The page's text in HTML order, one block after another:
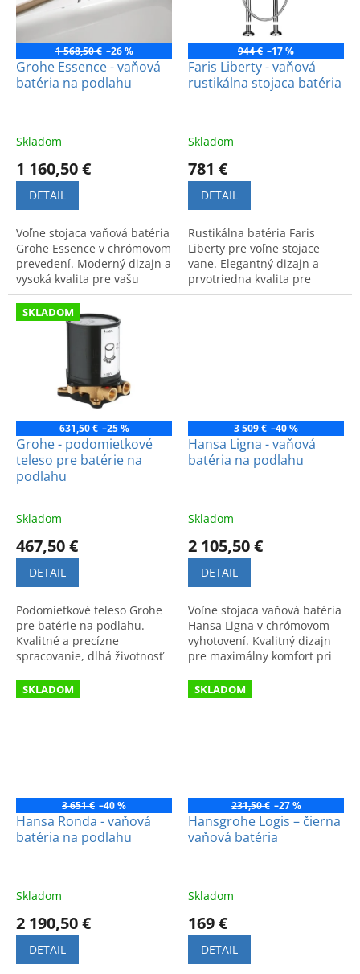
u
o
p
o
o
1 568,50 € –26 %
Grohe Essence - vaňová
batéria na podlahu
Skladom
1 160,50 €
DETAIL
Voľne stojaca vaňová batéria
Grohe Essence v chrómovom
prevedení. Moderný dizajn a
vysoká kvalita pre vašu
kúpeľňu. Kód výrobku:
23491001.
944 € –17 %
Faris Liberty - vaňová
rustikálna stojaca batéria
Skladom
781 €
DETAIL
Rustikálna batéria Faris
Liberty pre voľne stojace
vane. Elegantný dizajn a
prvotriedna kvalita pre
štýlovú kúpeľňu.
SKLADOM
631,50 € –25 %
Grohe - podomietkové
teleso pre batérie na
podlahu
Skladom
467,50 €
DETAIL
Podomietkové teleso Grohe
pre batérie na podlahu.
Kvalitné a precízne
spracovanie, dlhá životnosť
a moderný dizajn. Kód:
45984001.
3 509 € –40 %
Hansa Ligna - vaňová
batéria na podlahu
Skladom
2 105,50 €
DETAIL
Voľne stojaca vaňová batéria
Hansa Ligna v chrómovom
vyhotovení. Kvalitný dizajn
pre maximálny komfort pri
kúpeli. Kód produktu:
06462083.
SKLADOM
3 651 € –40 %
Hansa Ronda - vaňová
batéria na podlahu
Skladom
2 190,50 €
DETAIL
SKLADOM
231,50 € –27 %
Hansgrohe Logis – čierna
vaňová batéria
Skladom
169 €
DETAIL